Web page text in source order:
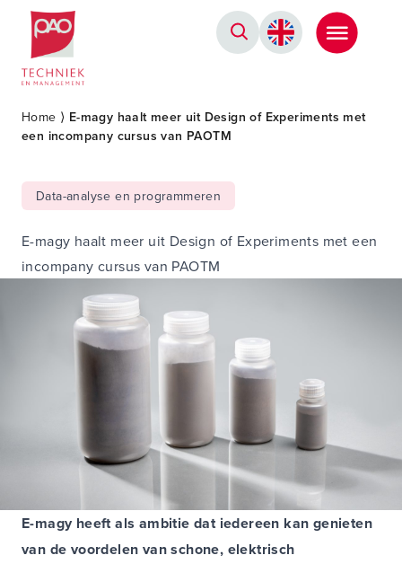
Postacademische cursussen, leergangen en opleidingen
Home ⟩ E-magy haalt meer uit Design of Experiments met
een incompany cursus van PAOTM
Data-analyse en programmeren
E-magy haalt meer uit Design of Experiments met een
incompany cursus van PAOTM
E-magy heeft als ambitie dat iedereen kan genieten
van de voordelen van schone, elektrisch